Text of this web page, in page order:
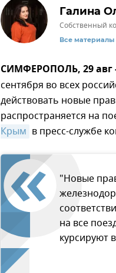
Галина
Собственный
Все материалы
СИМФЕРОПОЛЬ, 29 авг
сентября во всех
действовать новые
распространяется на
Крым в пресс-службе
"Новые
на все
курсируют